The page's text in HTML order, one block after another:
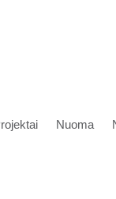
Nuoma